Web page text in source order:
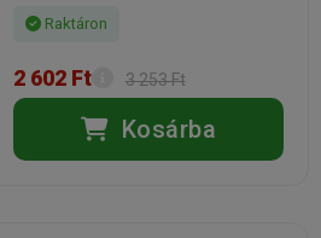
Raktáron
2 602 Ft 3 253 Ft
Kosárba